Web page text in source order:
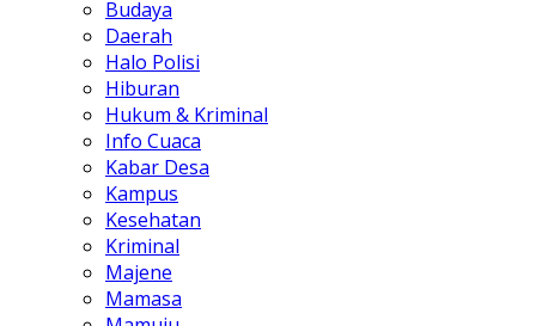
Budaya
Daerah
Halo Polisi
Hiburan
Hukum & Kriminal
Info Cuaca
Kabar Desa
Kampus
Kesehatan
Kriminal
Majene
Mamasa